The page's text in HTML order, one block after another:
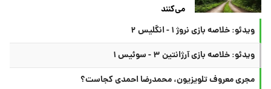
می‌کنند
ویدئو: خلاصه بازی نروژ ۱ - انگلیس ۲
ویدئو: خلاصه بازی آرژانتین ۳ - سوئیس ۱
مجری معروف تلویزیون، محمدرضا احمدی کجاست؟